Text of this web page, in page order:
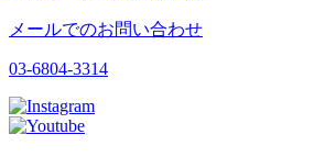
メールでのお問い合わせ
03-6804-3314